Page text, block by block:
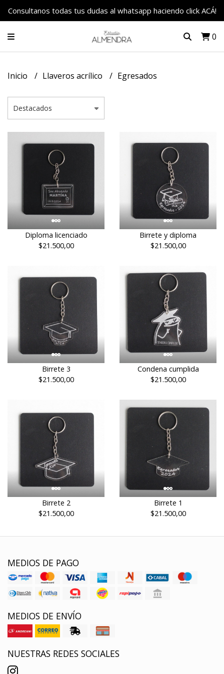
Consultanos todas tus dudas al whatsapp haciendo click ACÁ!
0
Inicio Llaveros acrílico Egresados
Diploma licenciado
$21.500,00
Birrete y diploma
$21.500,00
Birrete 3
$21.500,00
Condena cumplida
$21.500,00
Birrete 2
$21.500,00
Birrete 1
$21.500,00
MEDIOS DE PAGO
MEDIOS DE ENVÍO
NUESTRAS REDES SOCIALES